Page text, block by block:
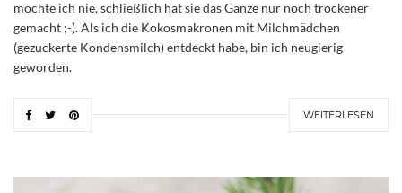
mochte ich nie, schließlich hat sie das Ganze nur noch trockener
gemacht ;-). Als ich die Kokosmakronen mit Milchmädchen
(gezuckerte Kondensmilch) entdeckt habe, bin ich neugierig
geworden.
WEITERLESEN